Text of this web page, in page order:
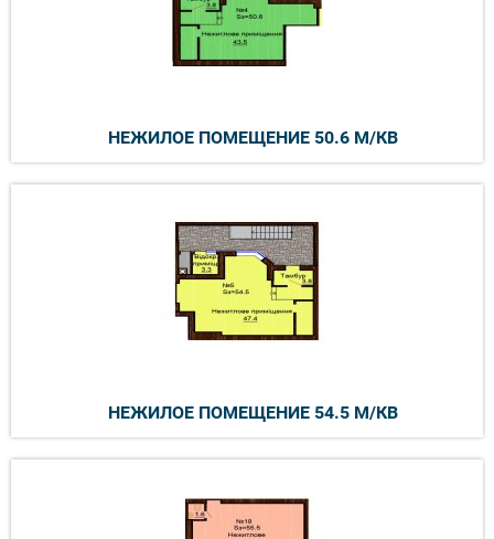
НЕЖИЛОЕ ПОМЕЩЕНИЕ 50.6 М/КВ
НЕЖИЛОЕ ПОМЕЩЕНИЕ 54.5 М/КВ